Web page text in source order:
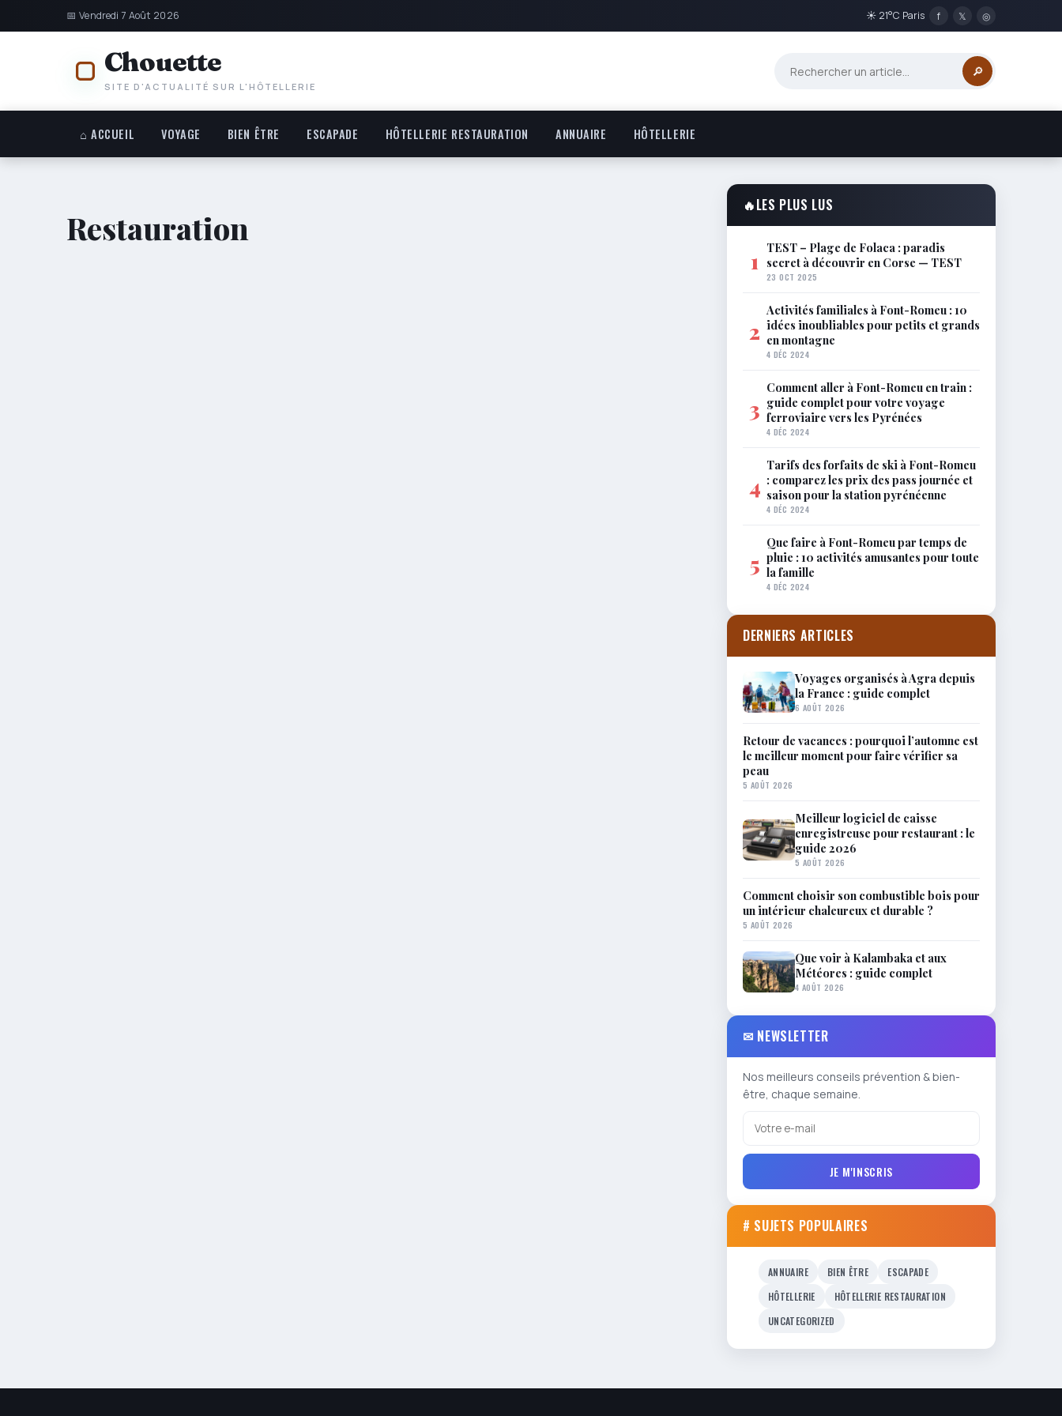
📅 Vendredi 7 Août 2026 ☀ 21°C Paris f 𝕏 ◎
Chouette
SITE D'ACTUALITÉ SUR L'HÔTELLERIE
🔎
⌂ ACCUEIL VOYAGE BIEN ÊTRE ESCAPADE HÔTELLERIE RESTAURATION ANNUAIRE HÔTELLERIE
Restauration
🔥LES PLUS LUS
1 TEST – Plage de Folaca : paradis
secret à découvrir en Corse — TEST
23 OCT 2025
2
Activités familiales à Font-Romeu : 10
idées inoubliables pour petits et grands
en montagne
4 DÉC 2024
3
Comment aller à Font-Romeu en train :
guide complet pour votre voyage
ferroviaire vers les Pyrénées
4 DÉC 2024
4
Tarifs des forfaits de ski à Font-Romeu
: comparez les prix des pass journée et
saison pour la station pyrénéenne
4 DÉC 2024
5
Que faire à Font-Romeu par temps de
pluie : 10 activités amusantes pour toute
la famille
4 DÉC 2024
DERNIERS ARTICLES
Voyages organisés à Agra depuis
la France : guide complet
6 AOÛT 2026
Retour de vacances : pourquoi l’automne est
le meilleur moment pour faire vérifier sa
peau
5 AOÛT 2026
Meilleur logiciel de caisse
enregistreuse pour restaurant : le
guide 2026
5 AOÛT 2026
Comment choisir son combustible bois pour
un intérieur chaleureux et durable ?
5 AOÛT 2026
Que voir à Kalambaka et aux
Météores : guide complet
4 AOÛT 2026
✉ NEWSLETTER
Nos meilleurs conseils prévention & bien-
être, chaque semaine.
JE M'INSCRIS
# SUJETS POPULAIRES
ANNUAIRE BIEN ÊTRE
ESCAPADE
HÔTELLERIE
HÔTELLERIE RESTAURATION
UNCATEGORIZED